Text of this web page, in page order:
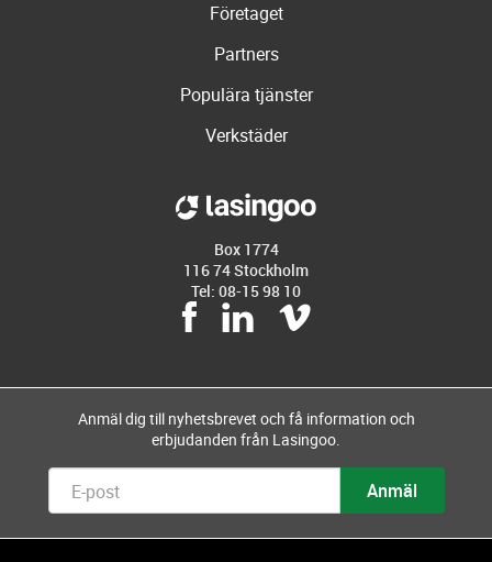
Företaget
Partners
Populära tjänster
Verkstäder
Box 1774
116 74 Stockholm
Tel: 08-15 98 10
Anmäl dig till nyhetsbrevet och få information och
erbjudanden från Lasingoo.